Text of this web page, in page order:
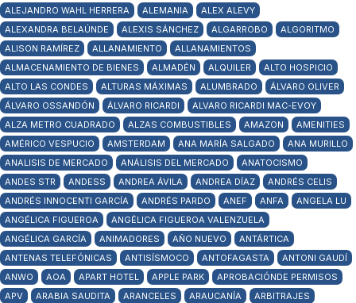
ALEJANDRO WAHL HERRERA
ALEMANIA
ALEX ALEVY
ALEXANDRA BELAÚNDE
ALEXIS SÁNCHEZ ALGARROBO
ALGORITMO
ALISON RAMÍREZ
ALLANAMIENTO
ALLANAMIENTOS
ALMACENAMIENTO DE BIENES
ALMADÉN ALQUILER
ALTO HOSPICIO
ALTO LAS CONDES
ALTURAS MÁXIMAS ALUMBRADO
ÁLVARO OLIVER
ÁLVARO OSSANDÓN
ÁLVARO RICARDI
ALVARO RICARDI MAC-EVOY
ALZA METRO CUADRADO
ALZAS COMBUSTIBLES AMAZON
AMENITIES
AMÉRICO VESPUCIO
AMSTERDAM ANA MARÍA SALGADO
ANA MURILLO
ANALISIS DE MERCADO
ANÁLISIS DEL MERCADO
ANATOCISMO
ANDES STR
ANDESS ANDREA ÁVILA ANDREA DÍAZ
ANDRÉS CELIS
ANDRÉS INNOCENTI GARCÍA
ANDRÉS PARDO ANEF ANFA
ANGELA LU
ANGÉLICA FIGUEROA
ANGÉLICA FIGUEROA VALENZUELA
ANGÉLICA GARCÍA
ANIMADORES AÑO NUEVO
ANTÁRTICA
ANTENAS TELEFÓNICAS
ANTISÍSMOCO ANTOFAGASTA
ANTONI GAUDÍ
ANWO
AOA APART HOTEL APPLE PARK
APROBACIÓNDE PERMISOS
APV
ARABIA SAUDITA ARANCELES ARAUCANÍA
ARBITRAJES